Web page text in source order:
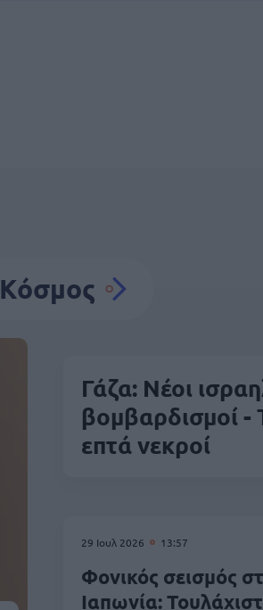
Κόσμος
Γάζα: Νέοι
βομβαρδισμοί -
επτά νεκροί
29 Ιουλ 2026 13:57
Φονικός σεισμός
Ιαπωνία: